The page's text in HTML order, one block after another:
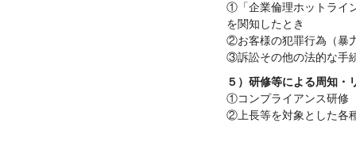
①「企業倫理ホットライ
を関知したとき
②お客様の犯罪行為（暴
③訴訟その他の法的な手
５）研修等による周知・
①コンプライアンス研修
②上長等を対象とした各